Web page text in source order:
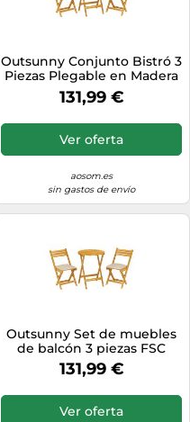
Outsunny Conjunto Bistró 3
Piezas Plegable en Madera
de Acacia con Mesa
Redonda y 2 Sillas, sin
Natural Aosom España
131,99 €
Ver oferta
aosom.es
sin gastos de envío
Outsunny Set de muebles
de balcón 3 piezas FSC
madera plegable, juego de
jardín con mesa redonda, 2
asiento de lamas Aosom
131,99 €
Ver oferta